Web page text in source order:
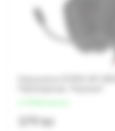
379 lei